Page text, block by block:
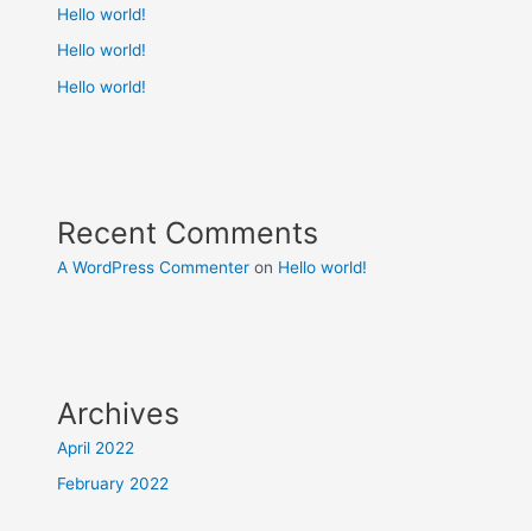
Hello world!
Hello world!
Hello world!
Recent Comments
A WordPress Commenter on Hello world!
Archives
April 2022
February 2022